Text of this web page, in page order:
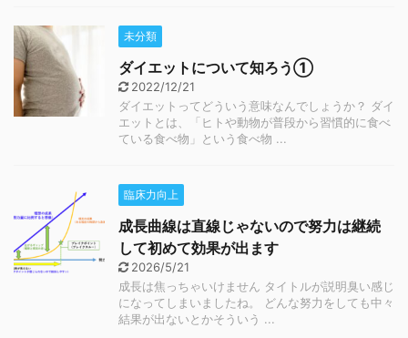
未分類
ダイエットについて知ろう①
2022/12/21
ダイエットってどういう意味なんでしょうか？ ダイ
エットとは、「ヒトや動物が普段から習慣的に食べ
ている食べ物」という食べ物 ...
臨床力向上
成長曲線は直線じゃないので努力は継続
して初めて効果が出ます
2026/5/21
成長は焦っちゃいけません タイトルが説明臭い感じ
になってしまいましたね。 どんな努力をしても中々
結果が出ないとかそういう ...